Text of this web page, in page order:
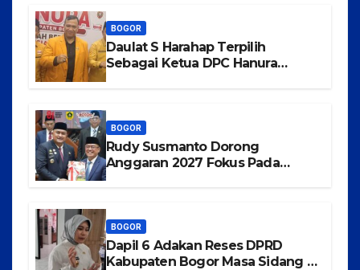
BOGOR
Daulat S Harahap Terpilih
Sebagai Ketua DPC Hanura
BOGOR
Rudy Susmanto Dorong
Anggaran 2027 Fokus Pada
BOGOR
Dapil 6 Adakan Reses DPRD
Kabupaten Bogor Masa Sidang III